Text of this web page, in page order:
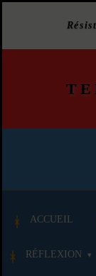
ACCUEIL
RÉFLEXION